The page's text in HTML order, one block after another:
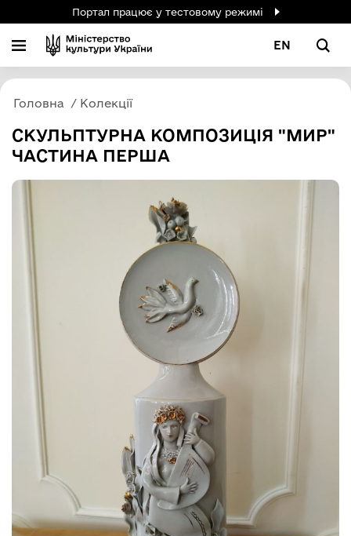
Портал працює у тестовому режимі
EN
Головна Колекції
СКУЛЬПТУРНА КОМПОЗИЦІЯ "МИР"
ЧАСТИНА ПЕРША